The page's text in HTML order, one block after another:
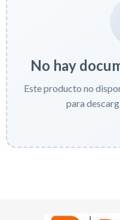
No hay
Este producto no
para